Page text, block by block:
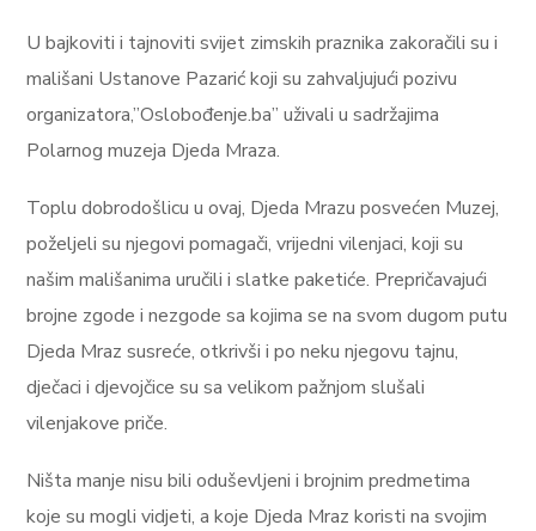
U bajkoviti i tajnoviti svijet zimskih praznika zakoračili su i
mališani Ustanove Pazarić koji su zahvaljujući pozivu
organizatora,”Oslobođenje.ba” uživali u sadržajima
Polarnog muzeja Djeda Mraza.
Toplu dobrodošlicu u ovaj, Djeda Mrazu posvećen Muzej,
poželjeli su njegovi pomagači, vrijedni vilenjaci, koji su
našim mališanima uručili i slatke paketiće. Prepričavajući
brojne zgode i nezgode sa kojima se na svom dugom putu
Djeda Mraz susreće, otkrivši i po neku njegovu tajnu,
dječaci i djevojčice su sa velikom pažnjom slušali
vilenjakove priče.
Ništa manje nisu bili oduševljeni i brojnim predmetima
koje su mogli vidjeti, a koje Djeda Mraz koristi na svojim